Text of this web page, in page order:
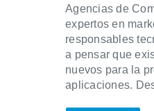
Agencias de
expertos en
responsables
a pensar que
nuevos para la
aplicaciones.